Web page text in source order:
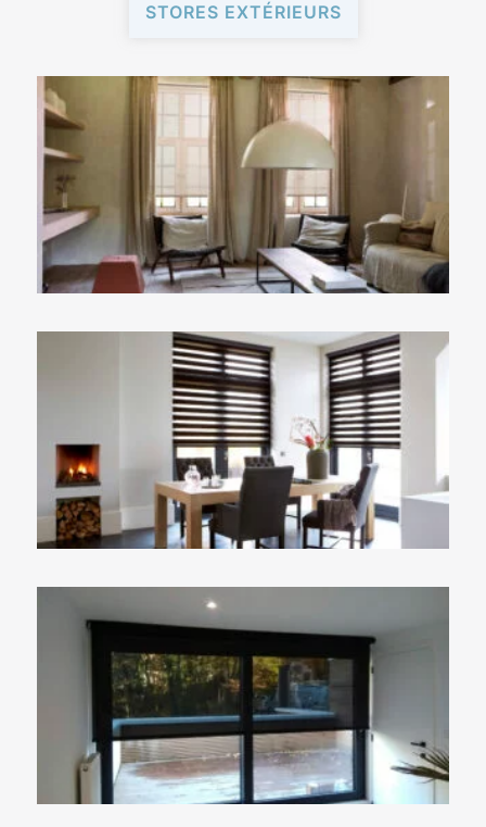
STORES EXTÉRIEURS